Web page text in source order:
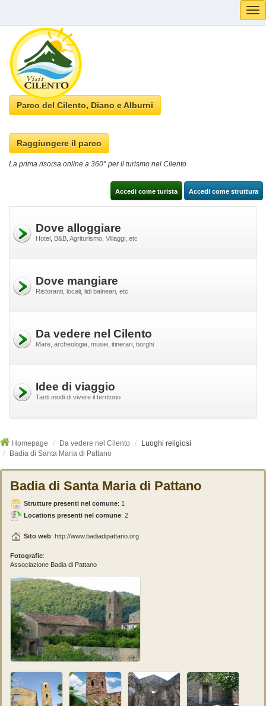
Parco del Cilento, Diano e Alburni
Raggiungere il parco
La prima risorsa online a 360° per il turismo nel Cilento
Accedi come turista Accedi come struttura
Dove alloggiare
Hotel, B&B, Agriturismo, Villaggi, etc
Dove mangiare
Ristoranti, locali, lidi balneari, etc
Da vedere nel Cilento
Mare, archeologia, musei, itinerari, borghi
Idee di viaggio
Tanti modi di vivere il territorio
Homepage Da vedere nel Cilento
Luoghi religiosi
Badia di Santa Maria di Pattano
Badia di Santa Maria di Pattano
Strutture presenti nel comune: 1
Locations presenti nel comune: 2
Sito web: http://www.badiadipattano.org
Fotografie:
Associazione Badia di Pattano